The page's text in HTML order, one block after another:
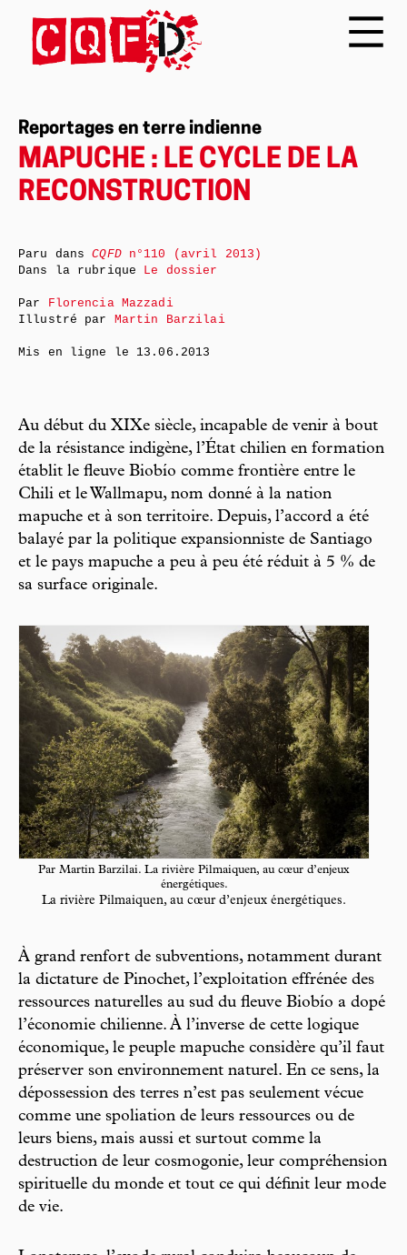
Reportages en terre indienne
MAPUCHE : LE CYCLE DE LA
RECONSTRUCTION
Au début du XIXe siècle, incapable de venir à bout
de la résistance indigène, l’État chilien en formation
établit le fleuve Biobío comme frontière entre le
Chili et le Wallmapu, nom donné à la nation
mapuche et à son territoire. Depuis, l’accord a été
balayé par la politique expansionniste de Santiago
et le pays mapuche a peu à peu été réduit à 5 % de
sa surface originale.
Par Martin Barzilai. La rivière Pilmaiquen, au cœur d’enjeux
énergétiques.
La rivière Pilmaiquen, au cœur d’enjeux énergétiques.
À grand renfort de subventions, notamment durant
la dictature de Pinochet, l’exploitation effrénée des
ressources naturelles au sud du fleuve Biobío a dopé
l’économie chilienne. À l’inverse de cette logique
économique, le peuple mapuche considère qu’il faut
préserver son environnement naturel. En ce sens, la
dépossession des terres n’est pas seulement vécue
comme une spoliation de leurs ressources ou de
leurs biens, mais aussi et surtout comme la
destruction de leur cosmogonie, leur compréhension
spirituelle du monde et tout ce qui définit leur mode
de vie.
Paru dansCQFDn°110 (avril 2013)
Dans la rubrique Le dossier
Par Florencia Mazzadi
Illustré par Martin Barzilai
Mis en ligne le 13.06.2013